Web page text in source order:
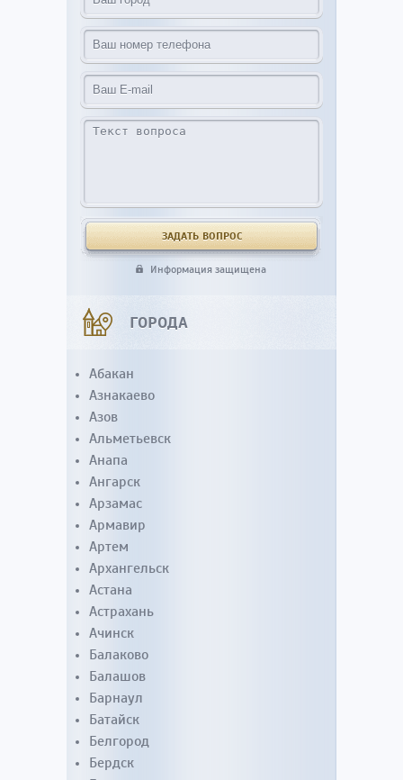
Информация защищена
ГОРОДА
Абакан
Азнакаево
Азов
Альметьевск
Анапа
Ангарск
Арзамас
Армавир
Артем
Архангельск
Астана
Астрахань
Ачинск
Балаково
Балашов
Барнаул
Батайск
Белгород
Бердск